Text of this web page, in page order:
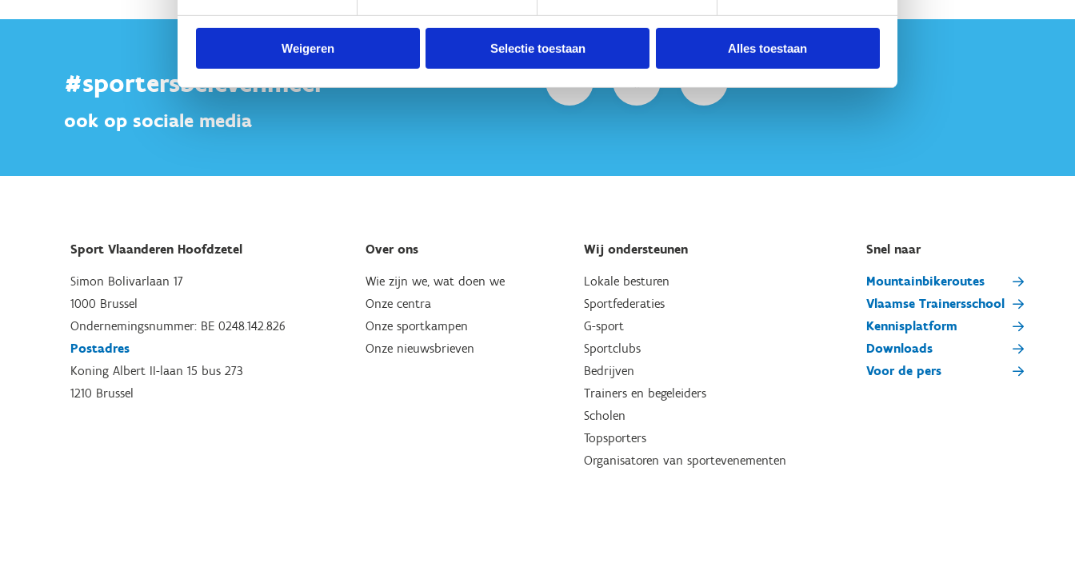
Weigeren Selectie toestaan Alles toestaan
#sportersbelevenmeer
ook op sociale media
Sport Vlaanderen Hoofdzetel
Simon Bolivarlaan 17
1000 Brussel
Ondernemingsnummer: BE 0248.142.826
Postadres
Koning Albert II-laan 15 bus 273
1210 Brussel
Over ons
Wie zijn we, wat doen we
Onze centra
Onze sportkampen
Onze nieuwsbrieven
Wij ondersteunen
Lokale besturen
Sportfederaties
G-sport
Sportclubs
Bedrijven
Trainers en begeleiders
Scholen
Topsporters
Organisatoren van sportevenementen
Snel naar
Mountainbikeroutes
Vlaamse Trainersschool
Kennisplatform
Downloads
Voor de pers